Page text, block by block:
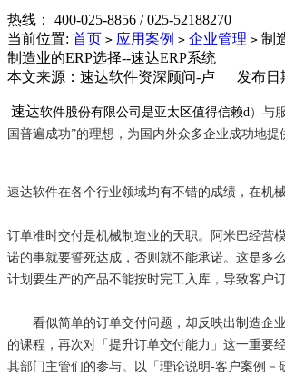
热线： 400-025-8856 / 025-52188270
当前位置: 首页 > 应用案例 > 企业管理 > 制
制造业的ERP选择--速达ERP系统
本文来源：速达软件资深顾问-卢 发布日
速达软件股份有限公司是亚太区值得信赖d ）与
国普遍成功”的理想，为国内外众多企业成功地
速达软件在各个行业领域均有不错的成绩，在机
订单准时交付是机械制造业的天职。阿米巴经营
诺的事就要誓死达成，否则就不能承诺。这是多
计划要生产的产品不能按时完工入库，导致客户
看似简单的订单交付问题，却反映出制造企业
的课程，再次对「提升订单交付能力」这一重要
其部门主管们的参与。以「理论说明-客户案例